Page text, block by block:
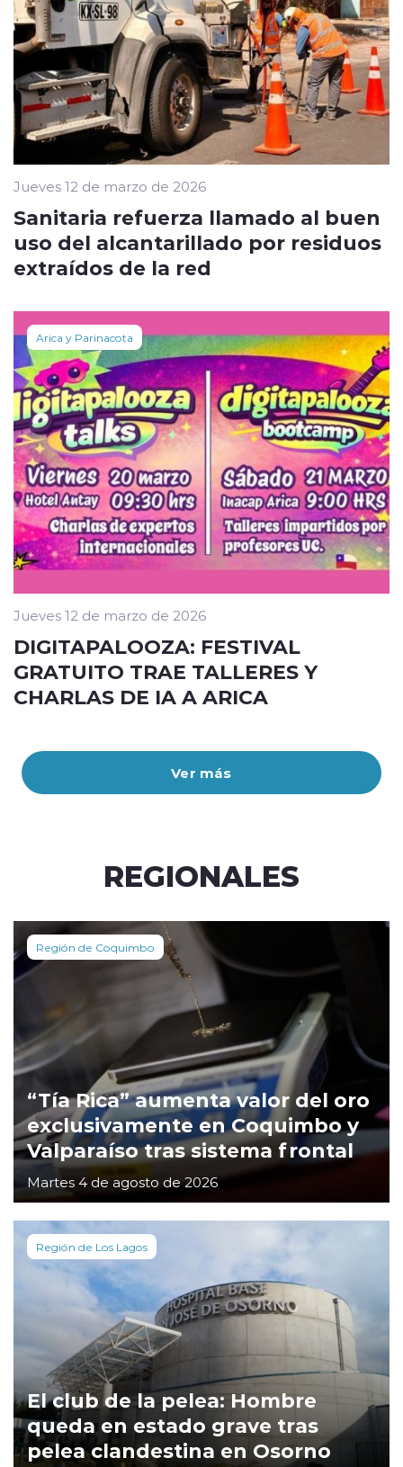
Ver más
Jueves 12 de marzo de 2026
Sanitaria refuerza llamado al buen
uso del alcantarillado por residuos
extraídos de la red
Arica y Parinacota
Jueves 12 de marzo de 2026
DIGITAPALOOZA: FESTIVAL
GRATUITO TRAE TALLERES Y
CHARLAS DE IA A ARICA
REGIONALES
Región de Coquimbo
“Tía Rica” aumenta valor del oro
exclusivamente en Coquimbo y
Valparaíso tras sistema frontal
Martes 4 de agosto de 2026
Región de Los Lagos
El club de la pelea: Hombre
queda en estado grave tras
pelea clandestina en Osorno